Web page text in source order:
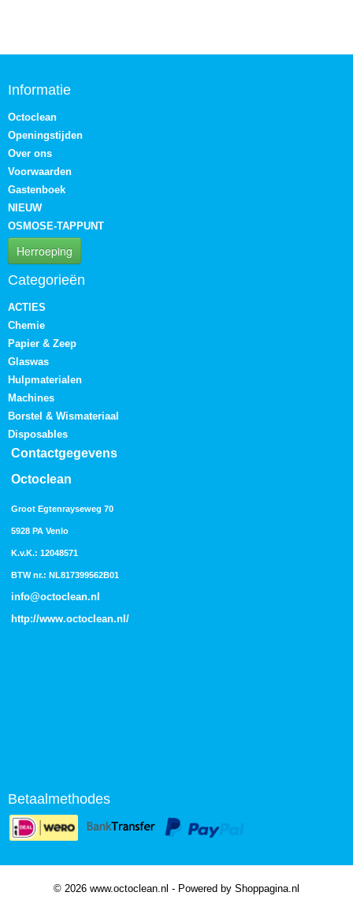
Informatie
Octoclean
Openingstijden
Over ons
Voorwaarden
Gastenboek
NIEUW
OSMOSE-TAPPUNT
Herroeping
Categorieën
ACTIES
Chemie
Papier & Zeep
Glaswas
Hulpmaterialen
Machines
Borstel & Wismateriaal
Disposables
Contactgegevens
Octoclean
Groot Egtenrayseweg 70
5928 PA Venlo
K.v.K.: 12048571
BTW nr.: NL817399562B01
info@octoclean.nl
http://www.octoclean.nl /
Betaalmethodes
© 2026 www.octoclean.nl - Powered by Shoppagina.nl